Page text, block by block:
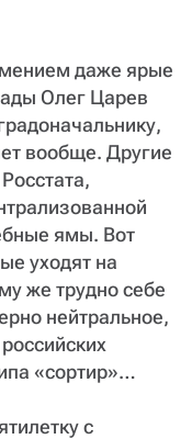
даже ярые
Олег Царев
вообще. Другие
ямы. Вот
уходят на
же трудно себе
нейтральное,
«сортир»…
с